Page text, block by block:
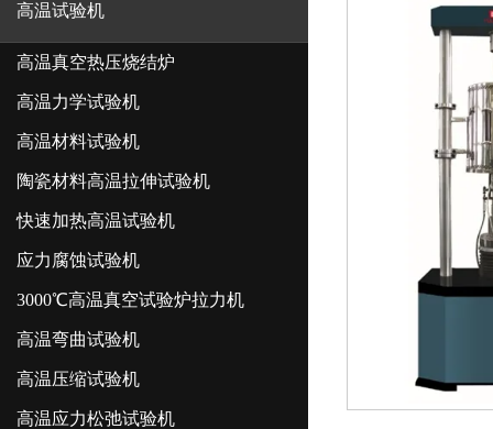
高温试验机
高温真空热压烧结炉
高温力学试验机
高温材料试验机
陶瓷材料高温拉伸试验机
快速加热高温试验机
应力腐蚀试验机
3000℃高温真空试验炉拉力机
高温弯曲试验机
高温压缩试验机
高温应力松弛试验机